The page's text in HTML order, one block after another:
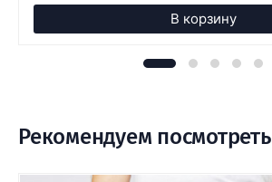
В корзину
Рекомендуем посмотреть